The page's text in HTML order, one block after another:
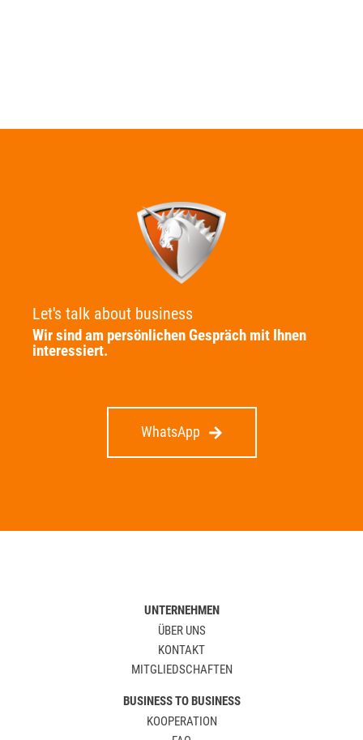
Let's talk about business
Wir sind am persönlichen Gespräch mit Ihnen
interessiert.
WhatsApp
UNTERNEHMEN
ÜBER UNS
KONTAKT
MITGLIEDSCHAFTEN
BUSINESS TO BUSINESS
KOOPERATION